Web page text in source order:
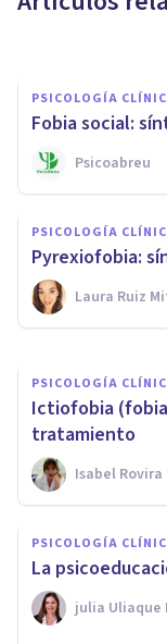
PSICOLOGÍA
Fobia social:
Psicoabreu
PSICOLOGÍA
Pyrexiofobia:
Laura Ruiz
causas y
Laura Ruiz
PSICOLOGÍA
Ictiofobia
tratamiento
Isabel
PSICOLOGÍA
La
​julia Uliaque